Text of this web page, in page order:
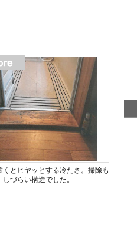
くとヒヤッとする冷たさ。掃除も
しづらい構造でした。